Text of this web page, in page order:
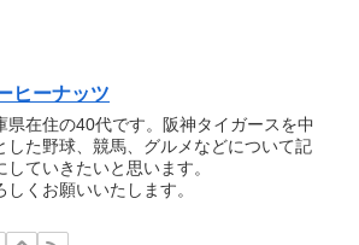
ヒーナッツ
県在住の40代です。阪神タイガースを中
した野球、競馬、グルメなどについて記
していきたいと思います。
しくお願いいたします。